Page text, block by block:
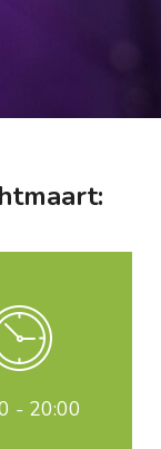
- 20:00